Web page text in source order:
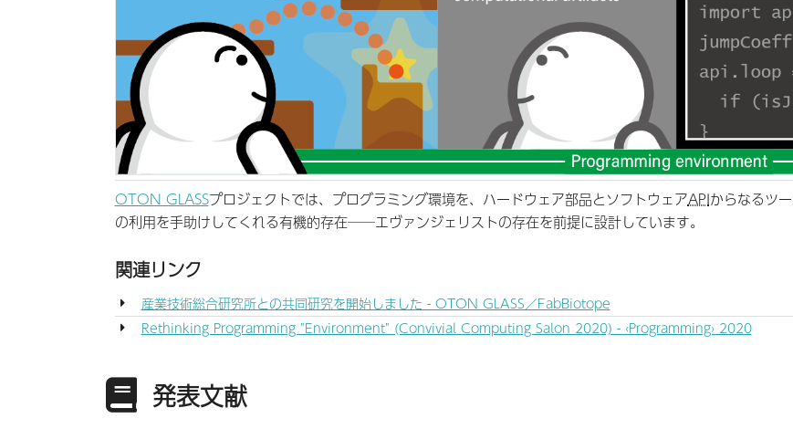
OTON GLASSプロジェクトでは、プログラミング環境を、ハードウェア部品とソフトウェアAPIからなるツ
の利用を手助けしてくれる有機的存在──エヴァンジェリストの存在を前提に設計しています。
関連リンク
産業技術総合研究所との共同研究を開始しました - OTON GLASS／FabBiotope
Rethinking Programming "Environment" (Convivial Computing Salon 2020) - ‹Programming› 2020
発表文献